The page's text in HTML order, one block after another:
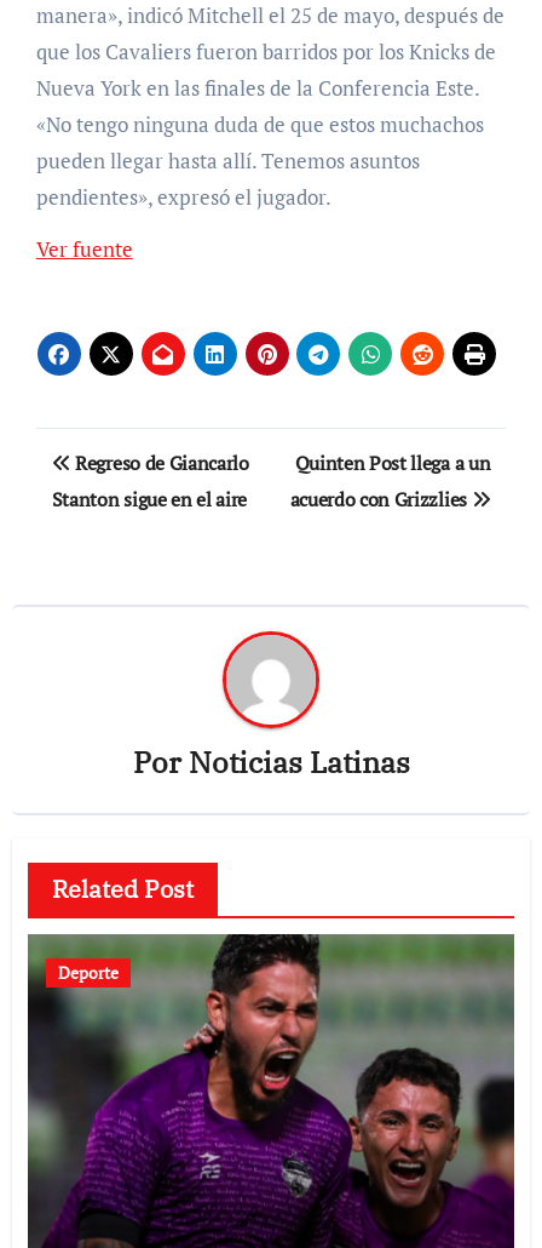
manera», indicó Mitchell el 25 de mayo, después de
que los Cavaliers fueron barridos por los Knicks de
Nueva York en las finales de la Conferencia Este.
«No tengo ninguna duda de que estos muchachos
pueden llegar hasta allí. Tenemos asuntos
pendientes», expresó el jugador.
Ver fuente
Navegación
de
Regreso de Giancarlo
Stanton sigue en el aire
Quinten Post llega a un
acuerdo con Grizzlies
PorNoticias Latinas
Related Post
Deporte